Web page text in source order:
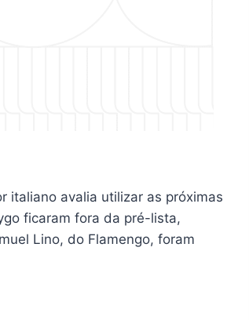
italiano avalia utilizar as próximas
ficaram fora da pré-lista,
Lino, do Flamengo, foram